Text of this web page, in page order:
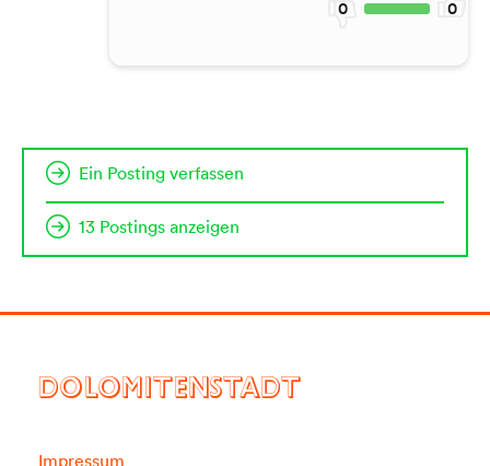
0 0
Ein Posting verfassen
13 Postings anzeigen
DOLOMITENSTADT
Impressum